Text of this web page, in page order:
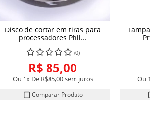
COMPRAR
Disco de cortar em tiras para
processadores Phil...
(0)
R$ 85,00
Ou 1x De R$85,00sem juros
Comparar Produto
Ou